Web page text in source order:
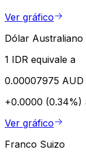
Ver gráfico
Dólar Australiano
1 IDR equivale a
0.00007975 AUD
+0.0000 (0.34%)
Ver gráfico
Franco Suizo